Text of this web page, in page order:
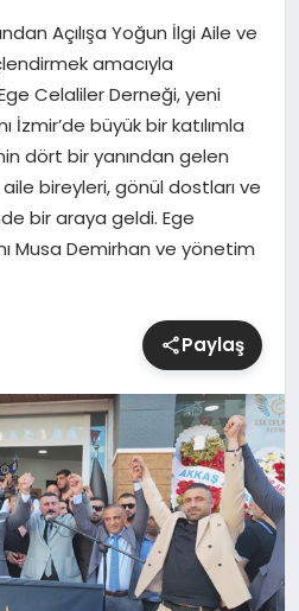
Açılışa Yoğun İlgi Aile ve
amacıyla
Celaliler Derneği, yeni
İzmir’de büyük bir katılımla
dört bir yanından gelen
bireyleri, gönül dostları ve
bir araya geldi. Ege
Musa Demirhan ve yönetim
Paylaş